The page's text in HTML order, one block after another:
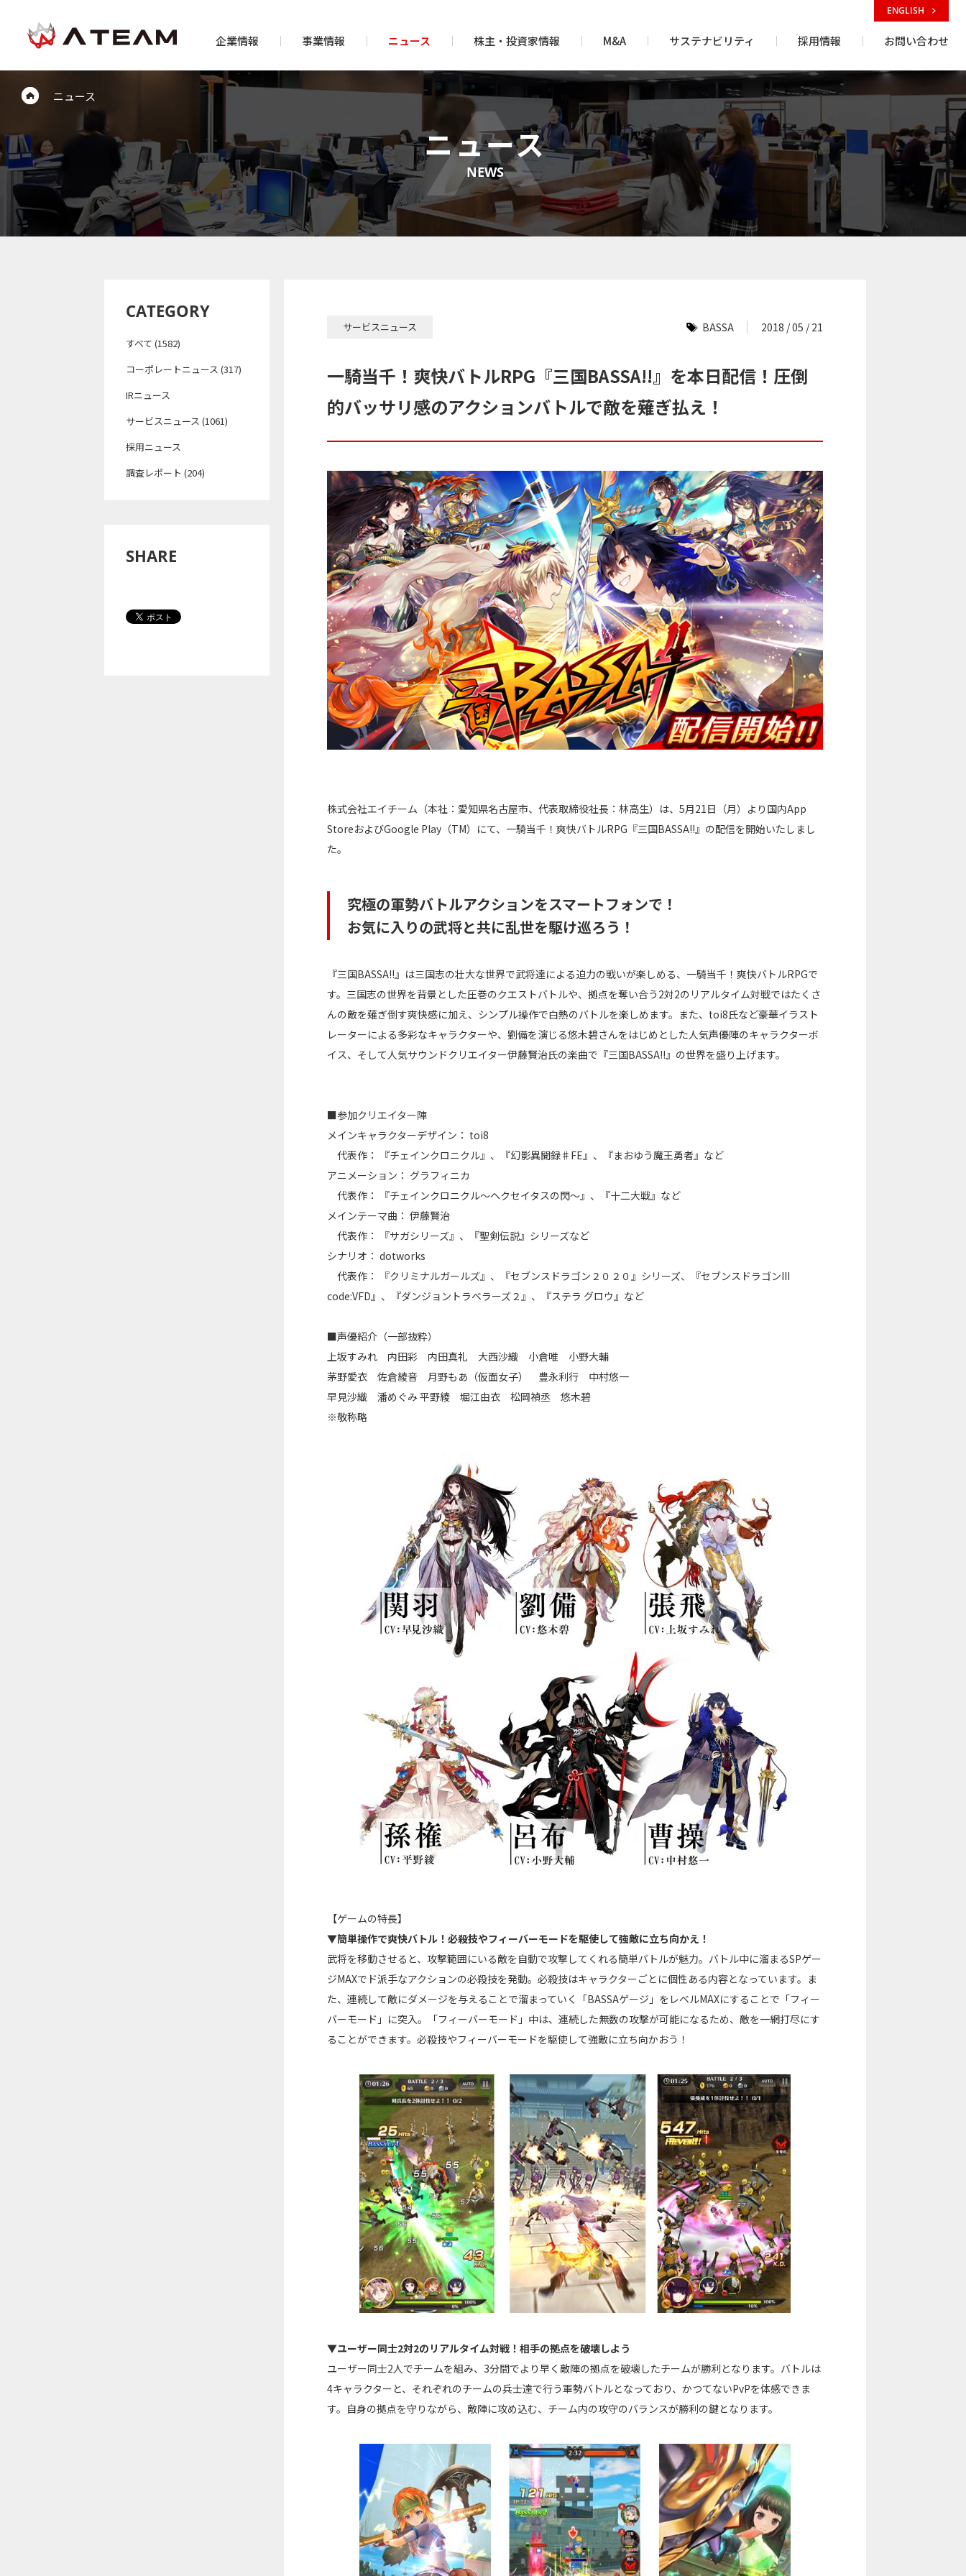
企業情報 事業情報 ニュース 株主・投資家情報 M&A サステナビリティ 採用情報 お問い合わせ
ENGLISH
ニュース
ニュース
NEWS
CATEGORY
すべて (1582)
コーポレートニュース (317)
IRニュース
サービスニュース (1061)
採用ニュース
調査レポート (204)
SHARE
サービスニュース BASSA 2018 / 05 / 21
一騎当千！爽快バトルRPG『三国BASSA!!』を本日配信！圧倒
的バッサリ感のアクションバトルで敵を薙ぎ払え！
株式会社エイチーム（本社：愛知県名古屋市、代表取締役社長：林高生）は、5月21日（月）より国内App
StoreおよびGoogle Play（TM）にて、一騎当千！爽快バトルRPG『三国BASSA!!』の配信を開始いたしまし
た。
究極の軍勢バトルアクションをスマートフォンで！
お気に入りの武将と共に乱世を駆け巡ろう！
『三国BASSA!!』は三国志の壮大な世界で武将達による迫力の戦いが楽しめる、一騎当千！爽快バトルRPGで
す。三国志の世界を背景とした圧巻のクエストバトルや、拠点を奪い合う2対2のリアルタイム対戦ではたくさ
んの敵を薙ぎ倒す爽快感に加え、シンプル操作で白熱のバトルを楽しめます。また、toi8氏など豪華イラスト
レーターによる多彩なキャラクターや、劉備を演じる悠木碧さんをはじめとした人気声優陣のキャラクターボ
イス、そして人気サウンドクリエイター伊藤賢治氏の楽曲で『三国BASSA!!』の世界を盛り上げます。
■参加クリエイター陣
メインキャラクターデザイン： toi8
代表作： 『チェインクロニクル』、『幻影異聞録♯FE』、『まおゆう魔王勇者』など
アニメーション： グラフィニカ
代表作： 『チェインクロニクル～ヘクセイタスの閃～』、『十二大戦』など
メインテーマ曲： 伊藤賢治
代表作： 『サガシリーズ』、『聖剣伝説』シリーズなど
シナリオ： dotworks
代表作： 『クリミナルガールズ』、『セブンスドラゴン２０２０』シリーズ、『セブンスドラゴンIII
code:VFD』、『ダンジョントラベラーズ２』、『ステラ グロウ』など
■声優紹介（一部抜粋）
上坂すみれ 内田彩 内田真礼 大西沙織 小倉唯 小野大輔
茅野愛衣 佐倉綾音 月野もあ（仮面女子） 豊永利行 中村悠一
早見沙織 潘めぐみ 平野綾 堀江由衣 松岡禎丞 悠木碧
※敬称略
【ゲームの特長】
▼簡単操作で爽快バトル！必殺技やフィーバーモードを駆使して強敵に立ち向かえ！
武将を移動させると、攻撃範囲にいる敵を自動で攻撃してくれる簡単バトルが魅力。バトル中に溜まるSPゲー
ジMAXでド派手なアクションの必殺技を発動。必殺技はキャラクターごとに個性ある内容となっています。ま
た、連続して敵にダメージを与えることで溜まっていく「BASSAゲージ」をレベルMAXにすることで「フィー
バーモード」に突入。「フィーバーモード」中は、連続した無数の攻撃が可能になるため、敵を一網打尽にす
ることができます。必殺技やフィーバーモードを駆使して強敵に立ち向かおう！
▼ユーザー同士2対2のリアルタイム対戦！相手の拠点を破壊しよう
ユーザー同士2人でチームを組み、3分間でより早く敵陣の拠点を破壊したチームが勝利となります。バトルは
4キャラクターと、それぞれのチームの兵士達で行う軍勢バトルとなっており、かつてないPvPを体感できま
す。自身の拠点を守りながら、敵陣に攻め込む、チーム内の攻守のバランスが勝利の鍵となります。